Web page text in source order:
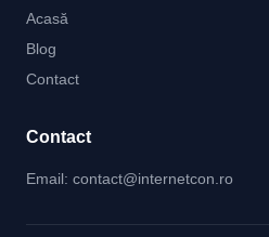
Acasă
Blog
Contact
Contact
Email: contact@internetcon.ro